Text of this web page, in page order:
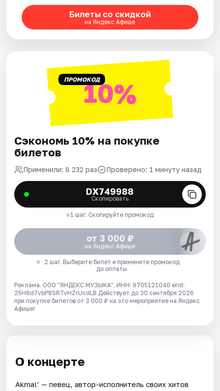
Билеты со скидкой
на Яндекс Афише
ПРОМОКОД10%
Сэкономь 10% на покупке
билетов
Применили: 8 232 раз Проверено: 1 минуту назад
DX749988
Скопировать
1 шаг. Скопируйте промокод
от 3 000 ₽
на Яндекс Афише
2 шаг. Выберите билет и примените промокод
до оплаты
Реклама. ООО "ЯНДЕКС МУЗЫКА", ИНН: 9705121040 erid:
25H8d7vbP8SRTvHZrUcdLB Действует до 30 сентября 2026
при покупке билетов от 3 000 ₽ на это мероприятие на Яндекс
Афише!
О концерте
Akmal’ — певец, автор-исполнитель своих хитов